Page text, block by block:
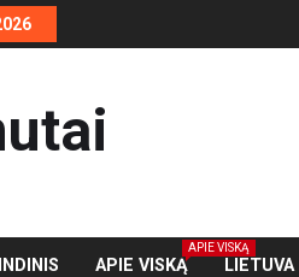
APIE VISKĄ
APIE VISKĄ
LIETUVA